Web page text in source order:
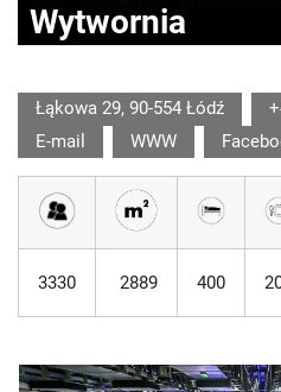
Wytwornia
Łąkowa 29, 90-554 Łódź
E-mail
WWW
3330 2889 400